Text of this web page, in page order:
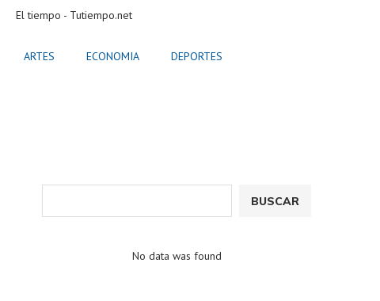
El tiempo - Tutiempo.net
ARTES ECONOMIA DEPORTES
BUSCAR
No data was found